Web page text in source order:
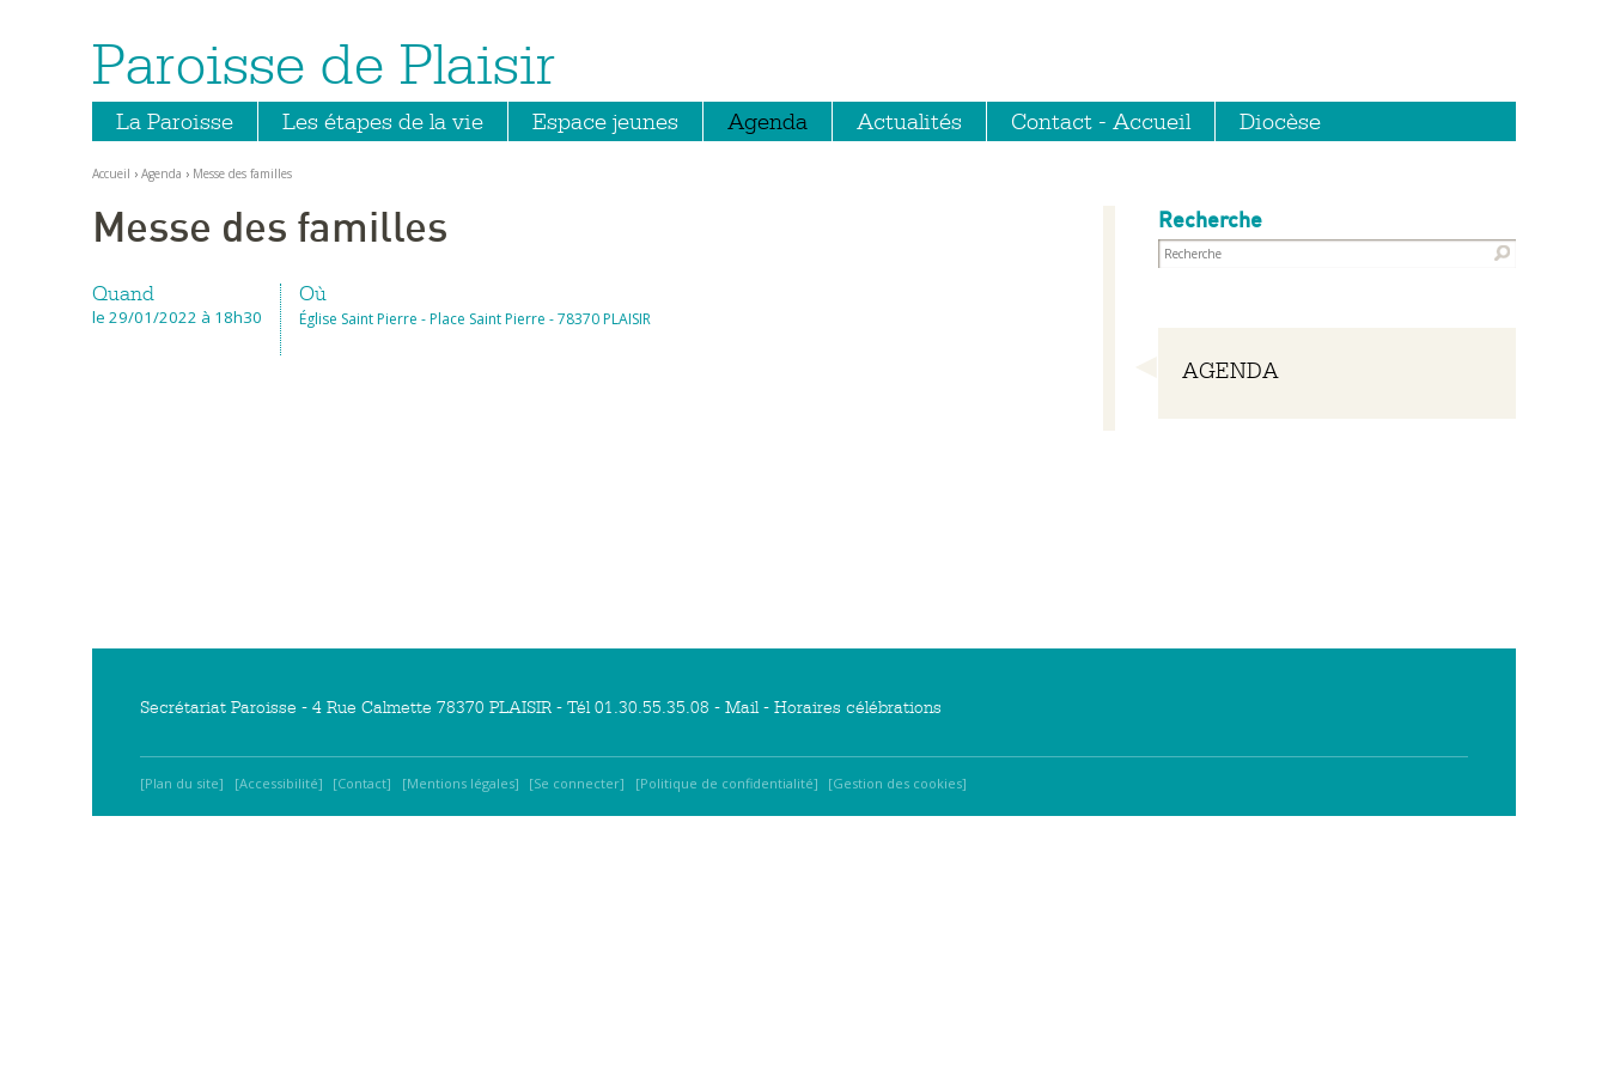
Aller
contenu.
la
Outils
personnels
Paroisse de Plaisir
La Paroisse Les étapes de la vie Espace jeunes Agenda Actualités Contact - Accueil Diocèse
Accueil › Agenda › Messe des familles
Recherche
Navigation
AGENDA
Messe des familles
Quand
le 29/01/2022 à 18h30
Où
Église Saint Pierre - Place Saint Pierre - 78370 PLAISIR
Secrétariat Paroisse - 4 Rue Calmette 78370 PLAISIR - Tél 01.30.55.35.08 - Mail- Horaires célébrations
Plan du site Accessibilité Contact Mentions légales Se connecter Politique de confidentialité Gestion des cookies